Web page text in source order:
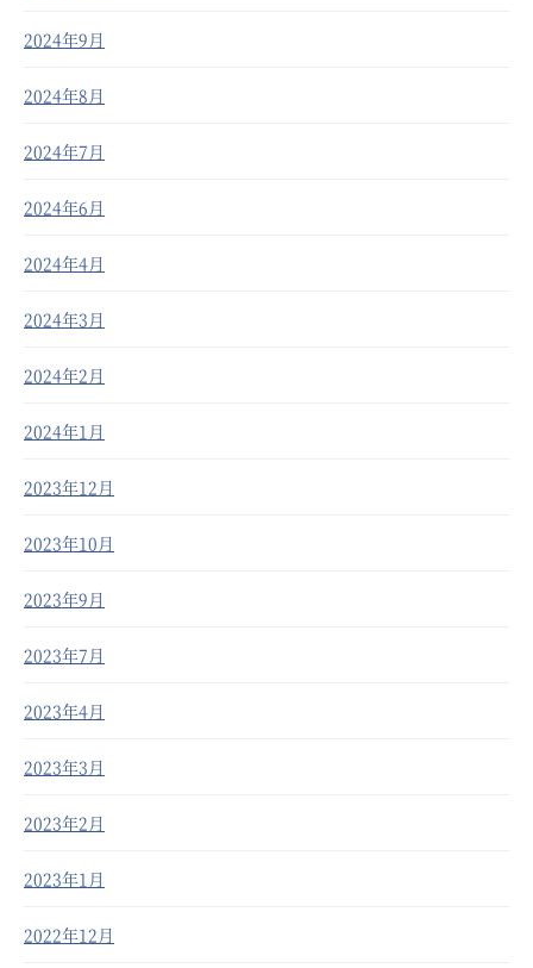
2024年9月
2024年8月
2024年7月
2024年6月
2024年4月
2024年3月
2024年2月
2024年1月
2023年12月
2023年10月
2023年9月
2023年7月
2023年4月
2023年3月
2023年2月
2023年1月
2022年12月